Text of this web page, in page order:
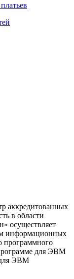
аккредитованных
в области
осуществляет
информационных
программного
для ЭВМ
для ЭВМ